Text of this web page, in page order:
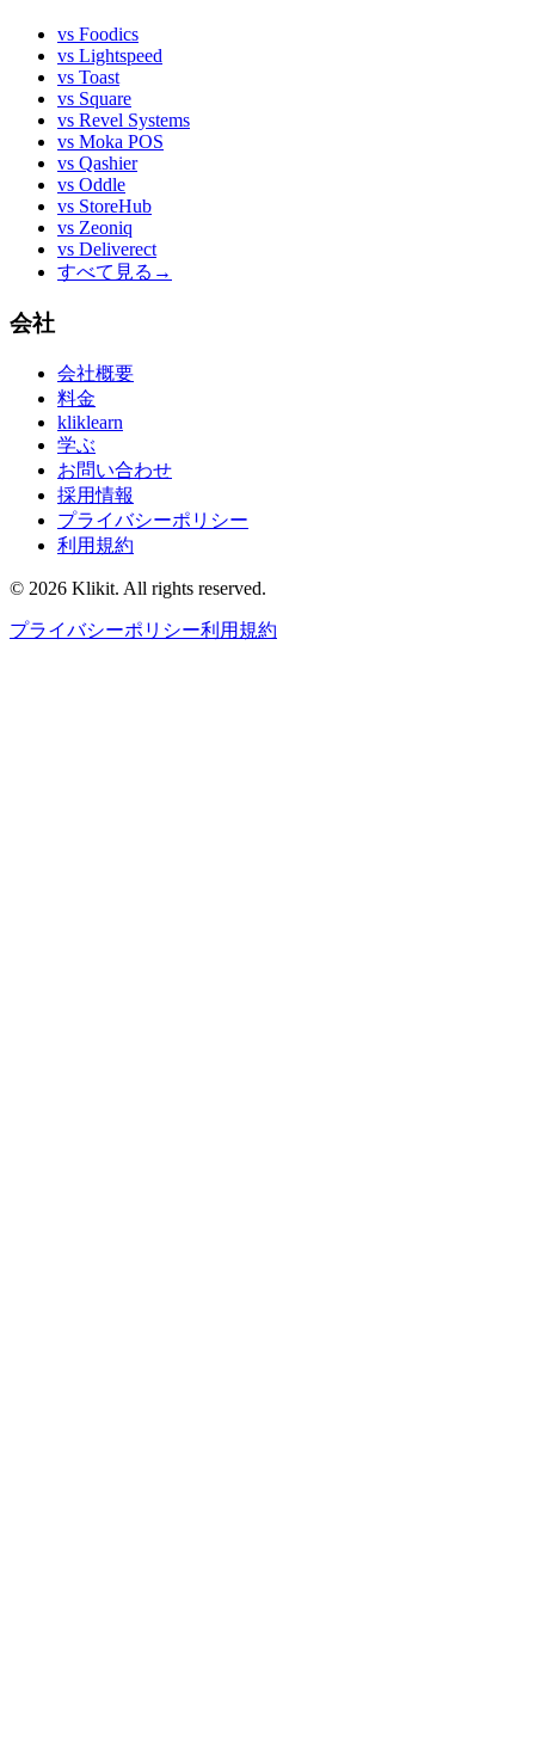
vs Foodics
vs Lightspeed
vs Toast
vs Square
vs Revel Systems
vs Moka POS
vs Qashier
vs Oddle
vs StoreHub
vs Zeoniq
vs Deliverect
すべて見る →
会社
会社概要
料金
kliklearn
学ぶ
お問い合わせ
採用情報
プライバシーポリシー
利用規約
© 2026 Klikit. All rights reserved.
プライバシーポリシー利用規約